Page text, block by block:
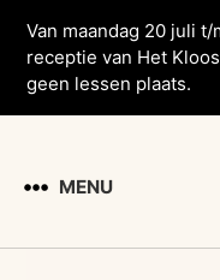
Van maandag 20 juli
receptie van Het
geen lessen plaats.
MENU